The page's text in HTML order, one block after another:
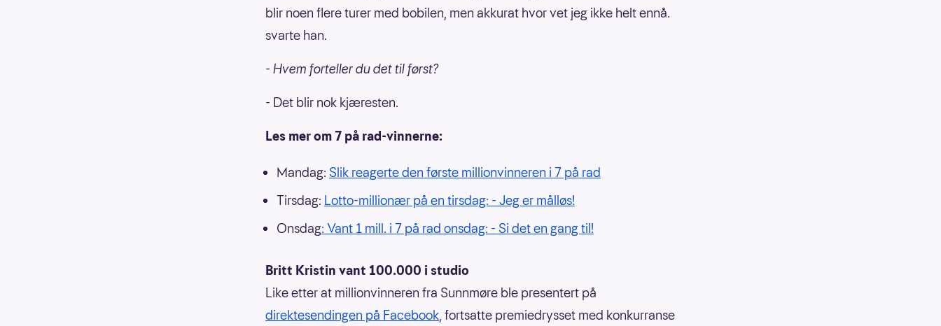
blir noen flere turer med bobilen, men akkurat hvor vet jeg ikke helt ennå.
svarte han.
- Hvem forteller du det til først?
- Det blir nok kjæresten.
Les mer om 7 på rad-vinnerne:
Mandag: Slik reagerte den første millionvinneren i 7 på rad
Tirsdag: Lotto-millionær på en tirsdag: - Jeg er målløs!
Onsdag: Vant 1 mill. i 7 på rad onsdag: - Si det en gang til!
Britt Kristin vant 100.000 i studio
Like etter at millionvinneren fra Sunnmøre ble presentert på
direktesendingen på Facebook, fortsatte premiedrysset med konkurranse